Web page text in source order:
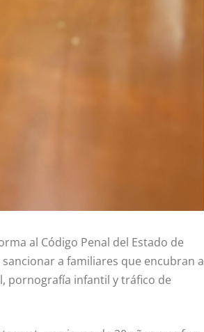
al Código Penal del Estado de
a familiares que encubran a
pornografía infantil y tráfico de